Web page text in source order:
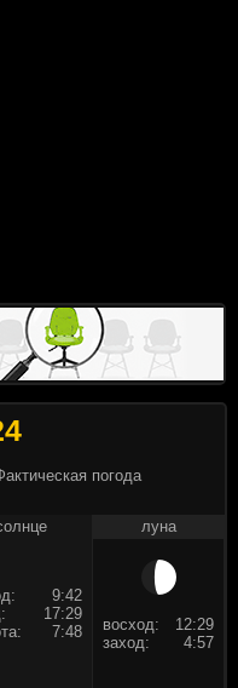
погода
луна
9:42
17:29
7:48 восход:
12:29
заход:
4:57